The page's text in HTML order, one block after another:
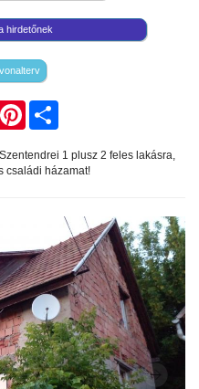
hirdetőnek
Twitter Pinterest
1 plusz 2 feles lakásra,
családi házamat!